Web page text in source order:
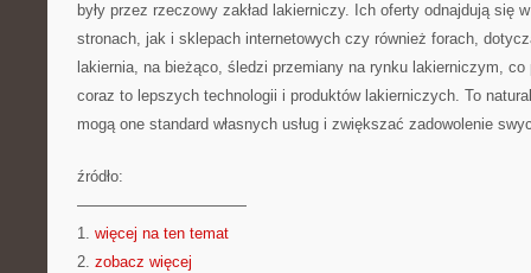
były przez rzeczowy zakład lakierniczy. Ich oferty odnajdują się
stronach, jak i sklepach internetowych czy również forach,
lakiernia, na bieżąco, śledzi przemiany na rynku lakierniczym, co
coraz to lepszych technologii i produktów lakierniczych. To
mogą one standard własnych usług i zwiększać zadowolenie
źródło:
———————————
1. więcej na ten temat
2. zobacz więcej